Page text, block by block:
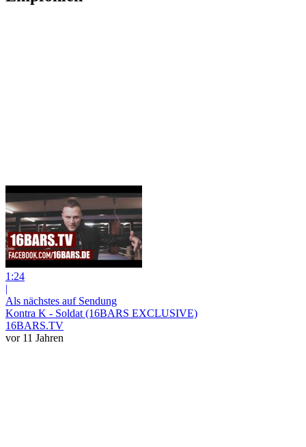
1:24
|
Als nächstes auf Sendung
Kontra K - Soldat (16BARS EXCLUSIVE)
16BARS.TV
vor 11 Jahren